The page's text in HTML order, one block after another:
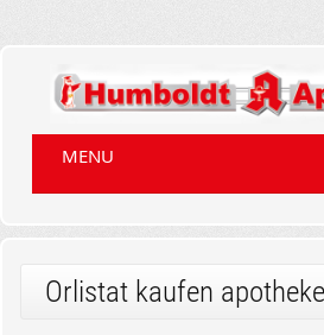
MENU
Orlistat kaufen